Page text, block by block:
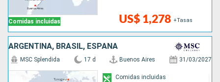
Comidas incluidas US$ 1,278 +Tasas
ARGENTINA, BRASIL, ESPAÑA
MSC Splendida 17 d Buenos Aires 31/03/2027
Comidas incluidas